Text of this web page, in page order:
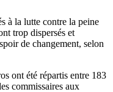
à la lutte contre la peine
trop dispersés et
de changement, selon
ont été répartis entre 183
commissaires aux